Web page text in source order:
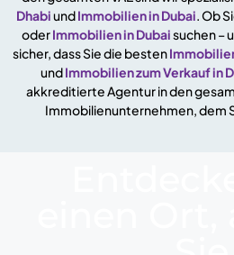
DhabiundImmobilien in Dubai. Ob
oderImmobilien in Dubaisuchen –
sicher, dass Sie die besten
undImmobilien zum Verkauf in
akkreditierte Agentur in den
Immobilienunternehmen, dem